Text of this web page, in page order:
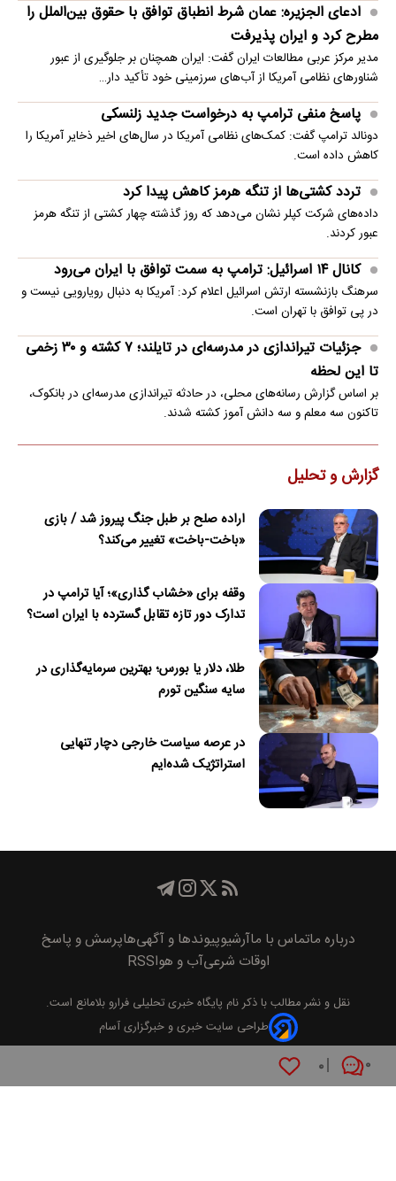
۰ ۰
ادعای الجزیره: عمان شرط انطباق توافق با حقوق بین‌الملل را
مطرح کرد و ایران پذیرفت
مدیر مرکز عربی مطالعات ایران گفت: ایران همچنان بر جلوگیری از عبور
شناورهای نظامی آمریکا از آب‌های سرزمینی خود تأکید دار…
پاسخ منفی ترامپ به درخواست جدید زلنسکی
دونالد ترامپ گفت: کمک‌های نظامی آمریکا در سال‌های اخیر ذخایر آمریکا را
کاهش داده است.
تردد کشتی‌ها از تنگه هرمز کاهش پیدا کرد
داده‌های شرکت کپلر نشان می‌دهد که روز گذشته چهار کشتی از تنگه هرمز
عبور کردند.
کانال ۱۴ اسرائیل: ترامپ به سمت توافق با ایران می‌رود
سرهنگ بازنشسته ارتش اسرائیل اعلام کرد: آمریکا به دنبال رویارویی نیست و
در پی توافق با تهران است.
جزئیات تیراندازی در مدرسه‌ای در تایلند؛ ۷ کشته و ۳۰ زخمی
تا این لحظه
بر اساس گزارش رسانه‌های محلی، در حادثه تیراندازی مدرسه‌ای در بانکوک،
تاکنون سه معلم و سه دانش آموز کشته شدند.
گزارش و تحلیل
اراده صلح بر طبل جنگ پیروز شد / بازی
«باخت-باخت» تغییر می‌کند؟
وقفه برای «خشاب گذاری»؛ آیا ترامپ در
تدارک دور تازه تقابل گسترده با ایران است؟
طلا، دلار یا بورس؛ بهترین سرمایه‌گذاری در
سایه سنگین تورم
در عرصه سیاست خارجی دچار تنهایی
استراتژیک شده‌ایم
درباره ماتماس با ماآرشیوپیوند‌ها و آگهی‌هاپرسش و پاسخ
اوقات شرعیآب و هواRSS
نقل و نشر مطالب با ذکر نام پايگاه خبری تحليلی فرارو بلامانع است.
طراحی سایت خبری و خبرگزاری آسام